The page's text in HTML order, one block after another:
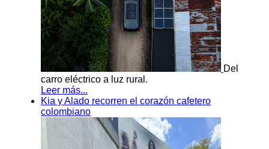
Del
carro eléctrico a luz rural.
Leer más...
Kia y Alado recorren el corazón cafetero
colombiano